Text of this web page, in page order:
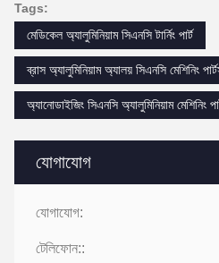
যোগাযোগ
যোগাযোগ:
টেলিফোন::
Tags:
মেডিকেল অ্যালুমিনিয়াম সিএনসি টার্নিং পার্ট
ব্রাস অ্যালুমিনিয়াম অ্যালয় সিএনসি মেশিনিং
অ্যানোডাইজিং সিএনসি অ্যালুমিনিয়াম মেশিনিং